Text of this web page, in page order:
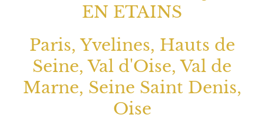
EN ETAINS
Paris, Yvelines, Hauts de
Seine, Val d'Oise, Val de
Marne, Seine Saint Denis,
Oise